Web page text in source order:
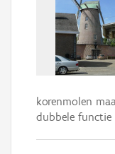
korenmolen
dubbele functie